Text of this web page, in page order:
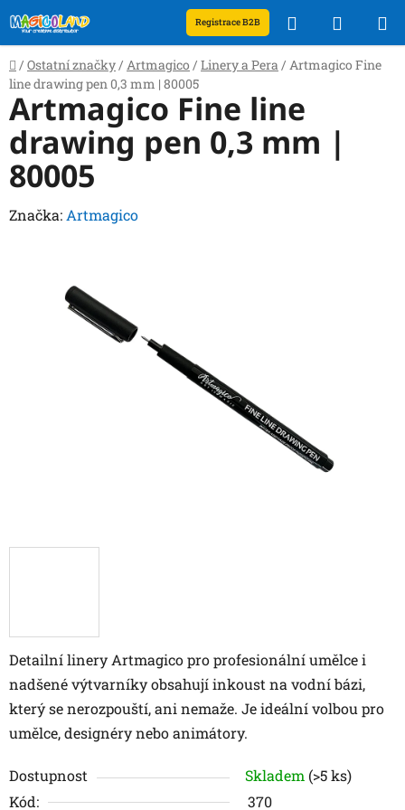
na
obsah
Registrace B2B Hledat
KOŠÍK
Domů
/ Ostatní značky / Artmagico / Linery a Pera / Artmagico Fine
line drawing pen 0,3 mm | 80005
Detailní linery Artmagico pro profesionální umělce i
nadšené výtvarníky obsahují inkoust na vodní bázi,
který se nerozpouští, ani nemaže. Je ideální volbou pro
umělce, designéry nebo animátory.
Dostupnost Skladem (>5 ks)
Kód:
370
Artmagico Fine line
drawing pen 0,3 mm |
80005
Značka: Artmagico